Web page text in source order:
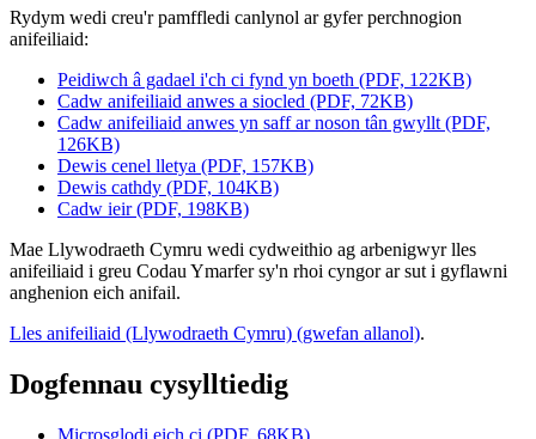
Rydym wedi creu'r pamffledi canlynol ar gyfer perchnogion
anifeiliaid:
Peidiwch â gadael i'ch ci fynd yn boeth (PDF, 122KB)
Cadw anifeiliaid anwes a siocled (PDF, 72KB)
Cadw anifeiliaid anwes yn saff ar noson tân gwyllt (PDF,
126KB)
Dewis cenel lletya (PDF, 157KB)
Dewis cathdy (PDF, 104KB)
Cadw ieir (PDF, 198KB)
Mae Llywodraeth Cymru wedi cydweithio ag arbenigwyr lles
anifeiliaid i greu Codau Ymarfer sy'n rhoi cyngor ar sut i gyflawni
anghenion eich anifail.
Lles anifeiliaid (Llywodraeth Cymru) (gwefan allanol).
Dogfennau cysylltiedig
Microsglodi eich ci (PDF, 68KB)